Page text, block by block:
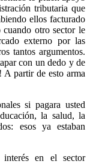
tributaria que
ellos facturado
otro sector le
externo por las
tantos argumentos.
con un dedo y de
A partir de esto arma
si pagara usted
la salud, la
esos ya estaban
interés en el sector